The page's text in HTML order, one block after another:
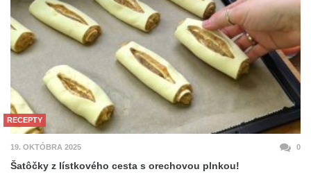
RECEPTY
19. OKTÓBRA 2025 0
Šatôčky z lístkového cesta s orechovou plnkou!